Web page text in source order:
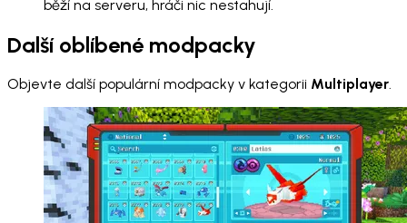
běží na serveru, hráči nic nestahují.
Další oblíbené modpacky
Objevte další populární modpacky v kategorii Multiplayer.